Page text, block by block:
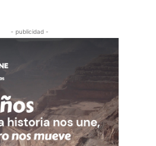
- publicidad -